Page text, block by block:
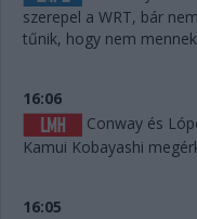
szerepel a WRT, bár
tűnik, hogy nem
16:06
Conway és
Kamui Kobayashi
16:05